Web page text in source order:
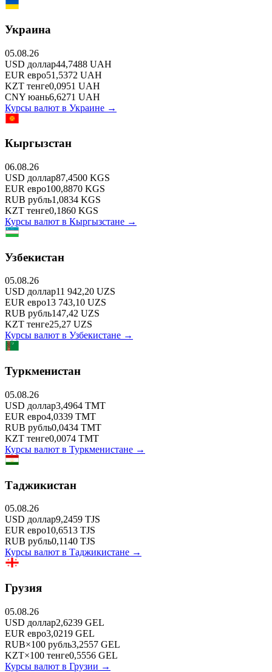
Украина
05.08.26
USD доллар44,7488 UAH
EUR евро51,5372 UAH
KZT тенге0,0951 UAH
CNY юань6,6271 UAH
Курсы валют в Украине →
Кыргызстан
06.08.26
USD доллар87,4500 KGS
EUR евро100,8870 KGS
RUB рубль1,0834 KGS
KZT тенге0,1860 KGS
Курсы валют в Кыргызстане →
Узбекистан
05.08.26
USD доллар11 942,20 UZS
EUR евро13 743,10 UZS
RUB рубль147,42 UZS
KZT тенге25,27 UZS
Курсы валют в Узбекистане →
Туркменистан
05.08.26
USD доллар3,4964 TMT
EUR евро4,0339 TMT
RUB рубль0,0434 TMT
KZT тенге0,0074 TMT
Курсы валют в Туркменистане →
Таджикистан
05.08.26
USD доллар9,2459 TJS
EUR евро10,6513 TJS
RUB рубль0,1140 TJS
Курсы валют в Таджикистане →
Грузия
05.08.26
USD доллар2,6239 GEL
EUR евро3,0219 GEL
RUB×100 рубль3,2557 GEL
KZT×100 тенге0,5556 GEL
Курсы валют в Грузии →